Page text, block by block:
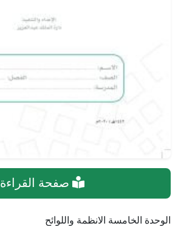
صفحة القراءة
الوحدة الخامسة الانظمة واللوائح